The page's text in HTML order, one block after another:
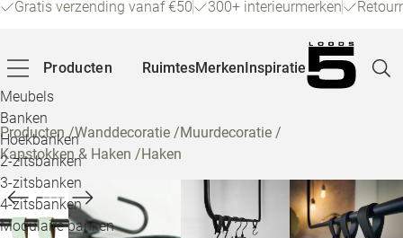
Gratis verzending vanaf €50 300+ interieurmerken
Producten
Meubels
Banken
Hoekbanken
2-zitsbanken
3-zitsbanken
4-zitsbanken
Modulaire banken
RuimtesMerkenInspiratie
Producten/Wanddecoratie /Muurdecoratie /
Kapstokken & Haken /Haken